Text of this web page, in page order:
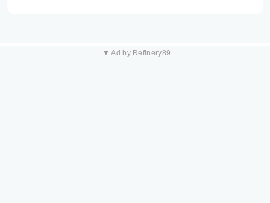
▼ Ad by Refinery89